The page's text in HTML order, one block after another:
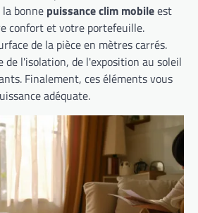
bonne puissance clim mobileest
confort et votre portefeuille.
de la pièce en mètres carrés.
de l'isolation, de l'exposition au soleil
Finalement, ces éléments vous
adéquate.